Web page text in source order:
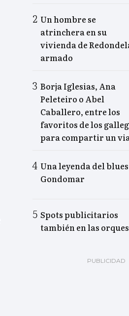
Un hombre se
atrinchera en su
vivienda de
armado
Borja Iglesias, Ana
Peleteiro o Abel
Caballero, entre los
favoritos de los
para compartir un
Una leyenda del
Gondomar
Spots publicitarios
también en las